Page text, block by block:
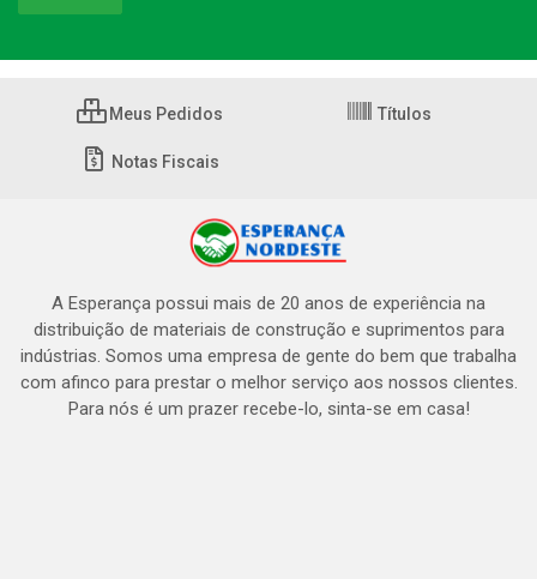
Meus Pedidos Títulos
Notas Fiscais
A Esperança possui mais de 20 anos de experiência na
distribuição de materiais de construção e suprimentos para
indústrias. Somos uma empresa de gente do bem que trabalha
com afinco para prestar o melhor serviço aos nossos clientes.
Para nós é um prazer recebe-lo, sinta-se em casa!